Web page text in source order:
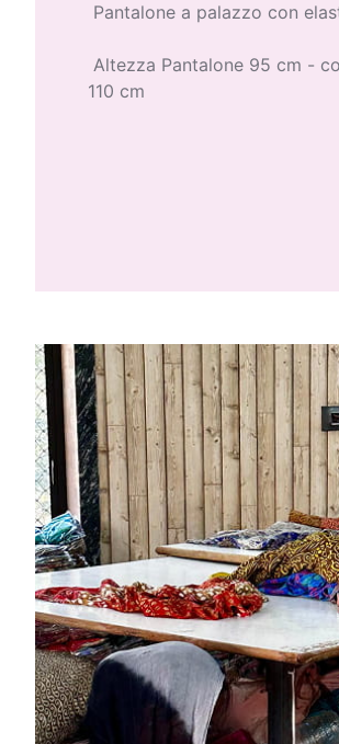
Pantalone a palazzo con
Altezza Pantalone 95 cm -
110 cm